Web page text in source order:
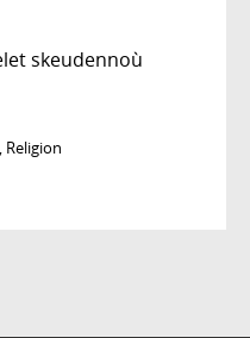
skeudennoù
, Religion